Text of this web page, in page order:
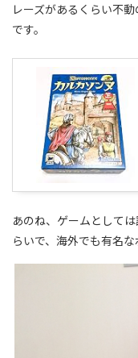
レーズがあるくらい不
です。
あのね、ゲームとして
らいで、海外でも有名な